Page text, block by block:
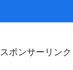
スポンサーリンク